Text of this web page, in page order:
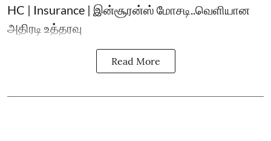
HC | Insurance | இன்சூரன்ஸ் மோசடி..வெளியான
அதிரடி உத்தரவு
Read More